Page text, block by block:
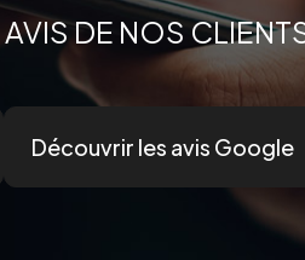
DE NOS
Découvrir les avis Google